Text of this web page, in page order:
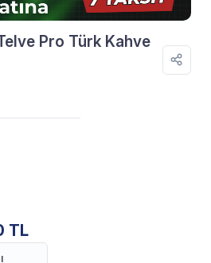
Pro Türk Kahve
TL